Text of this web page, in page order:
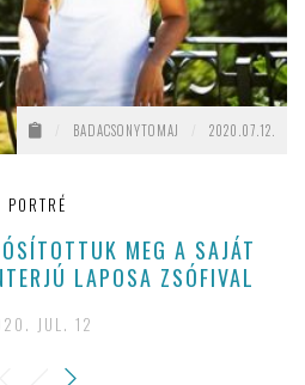
BADACSONYTOMAJ 2020.07.12.
PORTRÉ
MEG A SAJÁT
LAPOSA ZSÓFIVAL
JUL. 12